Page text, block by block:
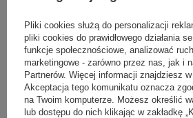
Piłka Plażowa dla Dzieci SPIDER-
MAN MONDO
9,50 zł / szt.
Pliki cookies służą do personalizacji
pliki cookies do prawidłowego działania
funkcje społecznościowe, analizować
marketingowe - zarówno przez nas, jak i
Partnerów. Więcej informacji znajdziesz w
Akceptacja tego komunikatu oznacza
na Twoim komputerze. Możesz określić
lub dostępu do nich klikając w zakładkę